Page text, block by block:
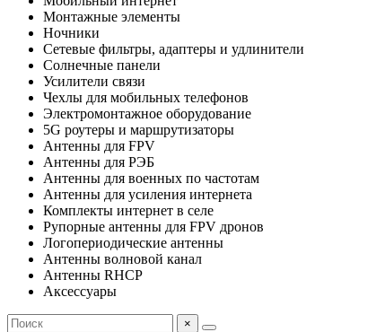
Монтажные элементы
Ночники
Сетевые фильтры, адаптеры и удлинители
Солнечные панели
Усилители связи
Чехлы для мобильных телефонов
Электромонтажное оборудование
5G роутеры и маршрутизаторы
Антенны для FPV
Антенны для РЭБ
Антенны для военных по частотам
Антенны для усиления интернета
Комплекты интернет в селе
Рупорные антенны для FPV дронов
Логопериодические антенны
Антенны волновой канал
Антенны RHCP
Аксессуары
×